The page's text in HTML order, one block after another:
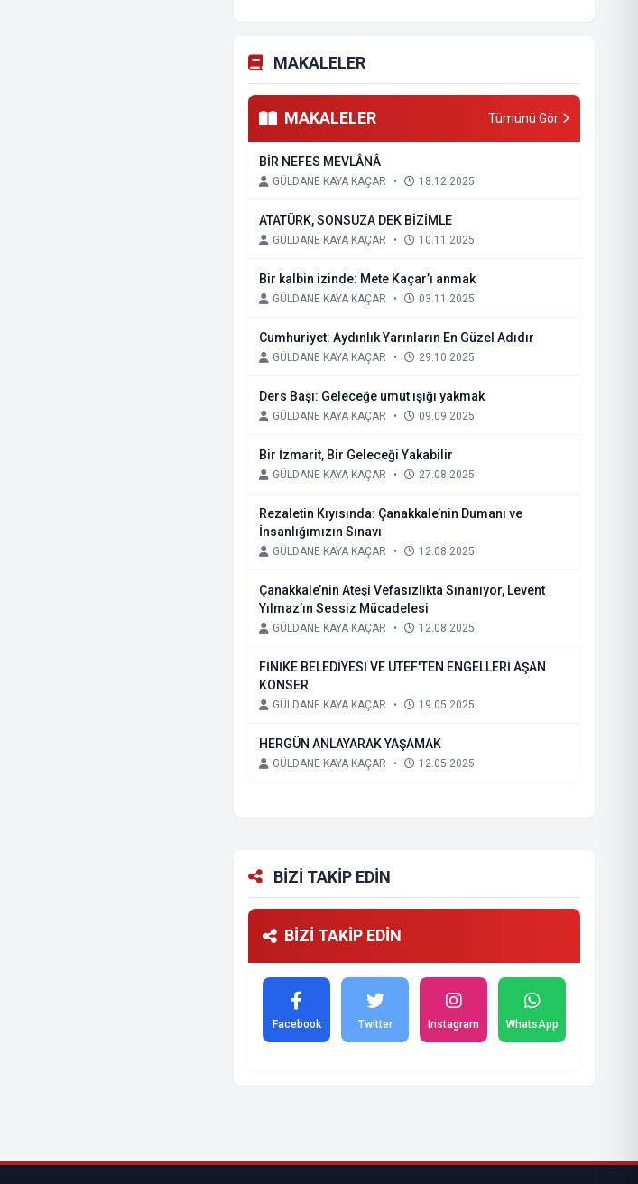
MAKALELER
MAKALELER Tümünü Gör
BİR NEFES MEVLÂNÂ
GÜLDANE KAYA KAÇAR • 18.12.2025
ATATÜRK, SONSUZA DEK BİZİMLE
GÜLDANE KAYA KAÇAR • 10.11.2025
Bir kalbin izinde: Mete Kaçar’ı anmak
GÜLDANE KAYA KAÇAR • 03.11.2025
Cumhuriyet: Aydınlık Yarınların En Güzel Adıdır
GÜLDANE KAYA KAÇAR • 29.10.2025
Ders Başı: Geleceğe umut ışığı yakmak
GÜLDANE KAYA KAÇAR • 09.09.2025
Bir İzmarit, Bir Geleceği Yakabilir
GÜLDANE KAYA KAÇAR • 27.08.2025
Rezaletin Kıyısında: Çanakkale’nin Dumanı ve
İnsanlığımızın Sınavı
GÜLDANE KAYA KAÇAR • 12.08.2025
Çanakkale’nin Ateşi Vefasızlıkta Sınanıyor, Levent
Yılmaz’ın Sessiz Mücadelesi
GÜLDANE KAYA KAÇAR • 12.08.2025
FİNİKE BELEDİYESİ VE UTEF'TEN ENGELLERİ AŞAN
KONSER
GÜLDANE KAYA KAÇAR • 19.05.2025
HERGÜN ANLAYARAK YAŞAMAK
GÜLDANE KAYA KAÇAR • 12.05.2025
BİZİ TAKİP EDİN
BİZİ TAKİP EDİN
Facebook Twitter Instagram WhatsApp